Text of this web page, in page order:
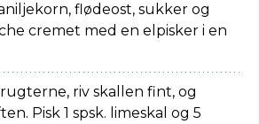
flødeost, sukker og
cremet med en elpisker i en
riv skallen fint, og
Pisk 1 spsk. limeskal og 5